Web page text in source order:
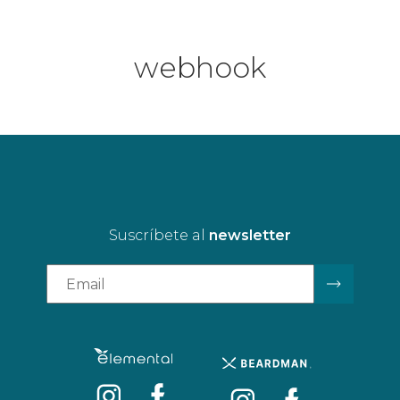
webhook
Suscríbete al newsletter